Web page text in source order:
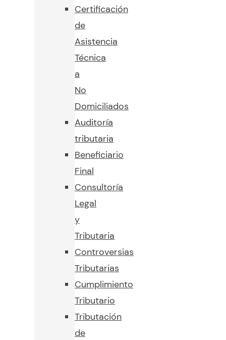
Certificación
de
Asistencia
Técnica
a
No
Domiciliados
Auditoría
tributaria
Beneficiario
Final
Consultoría
Legal
y
Tributaria
Controversias
Tributarias
Cumplimiento
Tributario
Tributación
de